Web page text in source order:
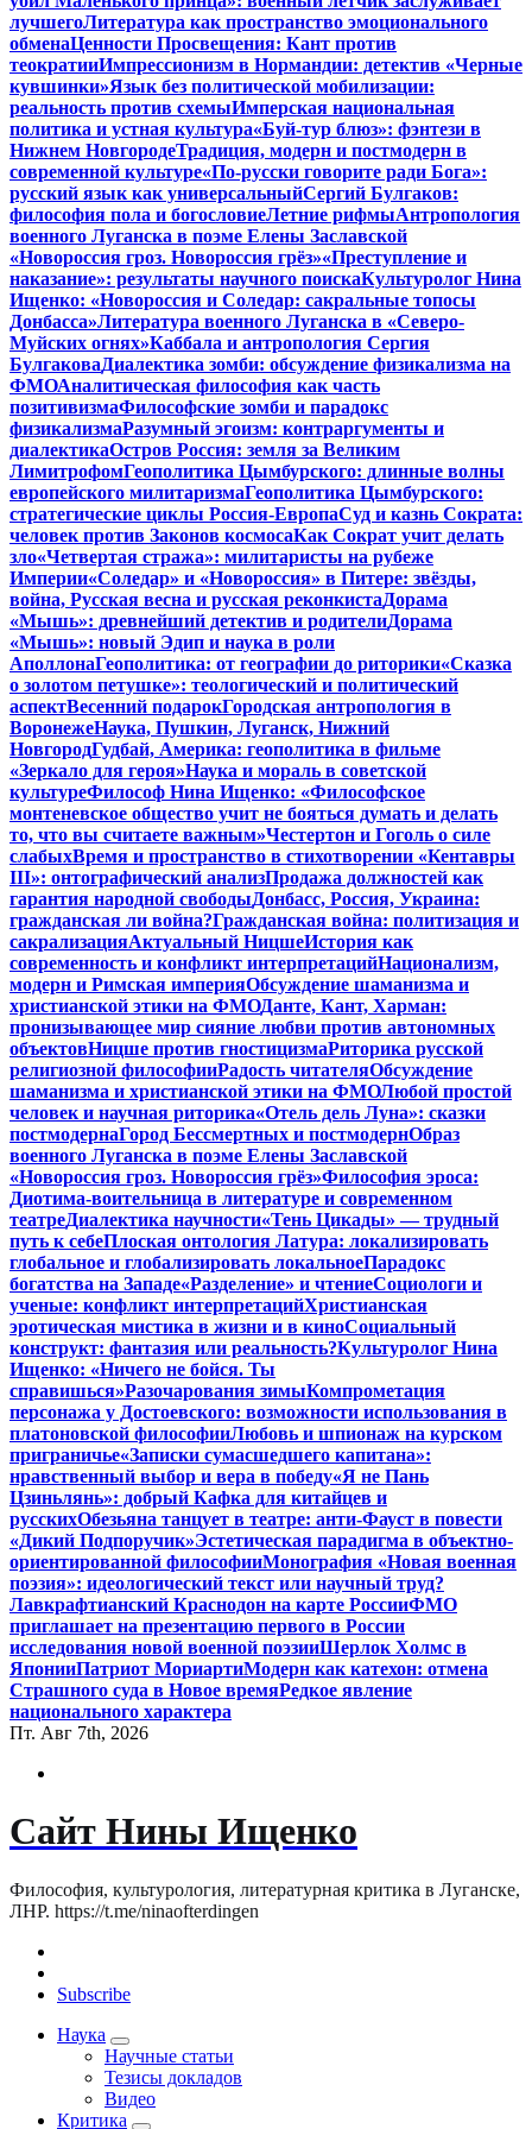
лучшегоЛитература как пространство эмоционального
обменаЦенности Просвещения: Кант против
теократииИмпрессионизм в Нормандии: детектив «Черные
кувшинки»Язык без политической мобилизации:
реальность против схемыИмперская национальная
политика и устная культура«Буй-тур блюз»: фэнтези в
Нижнем НовгородеТрадиция, модерн и постмодерн в
современной культуре«По-русски говорите ради Бога»:
русский язык как универсальныйСергий Булгаков:
философия пола и богословиеЛетние рифмыАнтропология
военного Луганска в поэме Елены Заславской
«Новороссия гроз. Новороссия грёз»«Преступление и
наказание»: результаты научного поискаКультуролог Нина
Ищенко: «Новороссия и Соледар: сакральные топосы
Донбасса»Литература военного Луганска в «Северо-
Муйских огнях»Каббала и антропология Сергия
БулгаковаДиалектика зомби: обсуждение физикализма на
ФМОАналитическая философия как часть
позитивизмаФилософские зомби и парадокс
физикализмаРазумный эгоизм: контраргументы и
диалектикаОстров Россия: земля за Великим
ЛимитрофомГеополитика Цымбурского: длинные волны
европейского милитаризмаГеополитика Цымбурского:
стратегические циклы Россия-ЕвропаСуд и казнь Сократа:
человек против Законов космосаКак Сократ учит делать
зло«Четвертая стража»: милитаристы на рубеже
Империи«Соледар» и «Новороссия» в Питере: звёзды,
война, Русская весна и русская реконкистаДорама
«Мышь»: древнейший детектив и родителиДорама
«Мышь»: новый Эдип и наука в роли
АполлонаГеополитика: от географии до риторики«Сказка
о золотом петушке»: теологический и политический
аспектВесенний подарокГородская антропология в
ВоронежеНаука, Пушкин, Луганск, Нижний
НовгородГудбай, Америка: геополитика в фильме
«Зеркало для героя»Наука и мораль в советской
культуреФилософ Нина Ищенко: «Философское
монтеневское общество учит не бояться думать и делать
то, что вы считаете важным»Честертон и Гоголь о силе
слабыхВремя и пространство в стихотворении «Кентавры
III»: онтографический анализПродажа должностей как
гарантия народной свободыДонбасс, Россия, Украина:
гражданская ли война?Гражданская война: политизация и
сакрализацияАктуальный НицшеИстория как
современность и конфликт интерпретацийНационализм,
модерн и Римская империяОбсуждение шаманизма и
христианской этики на ФМОДанте, Кант, Харман:
пронизывающее мир сияние любви против автономных
объектовНицше против гностицизмаРиторика русской
религиозной философииРадость читателяОбсуждение
шаманизма и христианской этики на ФМОЛюбой простой
человек и научная риторика«Отель дель Луна»: сказки
постмодернаГород Бессмертных и постмодернОбраз
военного Луганска в поэме Елены Заславской
«Новороссия гроз. Новороссия грёз»Философия эроса:
Диотима-воительница в литературе и современном
театреДиалектика научности«Тень Цикады» — трудный
путь к себеПлоская онтология Латура: локализировать
глобальное и глобализировать локальноеПарадокс
богатства на Западе«Разделение» и чтениеСоциологи и
ученые: конфликт интерпретацийХристианская
эротическая мистика в жизни и в киноСоциальный
конструкт: фантазия или реальность?Культуролог Нина
Ищенко: «Ничего не бойся. Ты
справишься»Разочарования зимыКомпрометация
персонажа у Достоевского: возможности использования в
платоновской философииЛюбовь и шпионаж на курском
приграничье«Записки сумасшедшего капитана»:
нравственный выбор и вера в победу«Я не Пань
Цзиньлянь»: добрый Кафка для китайцев и
русскихОбезьяна танцует в театре: анти-Фауст в повести
«Дикий Подпоручик»Эстетическая парадигма в объектно-
ориентированной философииМонография «Новая военная
поэзия»: идеологический текст или научный труд?
Лавкрафтианский Краснодон на карте РоссииФМО
приглашает на презентацию первого в России
исследования новой военной поэзииШерлок Холмс в
ЯпонииПатриот МориартиМодерн как катехон: отмена
Страшного суда в Новое времяРедкое явление
национального характера
Пт. Авг 7th, 2026
Сайт Нины Ищенко
Философия, культурология, литературная критика в Луганске,
ЛНР. https://t.me/ninaofterdingen
Subscribe
Наука
Научные статьи
Тезисы докладов
Видео
Критика